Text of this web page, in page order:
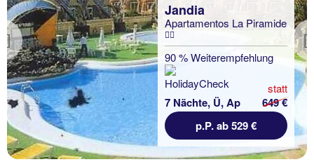
Previous
Jandia
Apartamentos La Piramide
90 % Weiterempfehlung
7 Nächte, Ü, Ap
statt
649 €
p.P. ab 529 €